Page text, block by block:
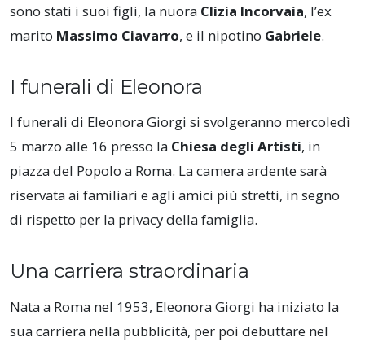
sono stati i suoi figli, la nuora Clizia Incorvaia, l’ex
marito Massimo Ciavarro, e il nipotino Gabriele.
I funerali di Eleonora
I funerali di Eleonora Giorgi si svolgeranno mercoledì
5 marzo alle 16 presso la Chiesa degli Artisti, in
piazza del Popolo a Roma. La camera ardente sarà
riservata ai familiari e agli amici più stretti, in segno
di rispetto per la privacy della famiglia.
Una carriera straordinaria
Nata a Roma nel 1953, Eleonora Giorgi ha iniziato la
sua carriera nella pubblicità, per poi debuttare nel